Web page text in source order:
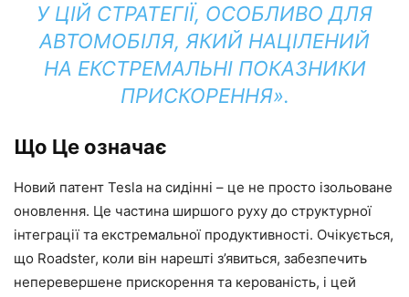
У ЦІЙ СТРАТЕГІЇ, ОСОБЛИВО ДЛЯ
АВТОМОБІЛЯ, ЯКИЙ НАЦІЛЕНИЙ
НА ЕКСТРЕМАЛЬНІ ПОКАЗНИКИ
ПРИСКОРЕННЯ».
Що Це означає
Новий патент Tesla на сидінні – це не просто ізольоване
оновлення. Це частина ширшого руху до структурної
інтеграції та екстремальної продуктивності. Очікується,
що Roadster, коли він нарешті з’явиться, забезпечить
неперевершене прискорення та керованість, і цей